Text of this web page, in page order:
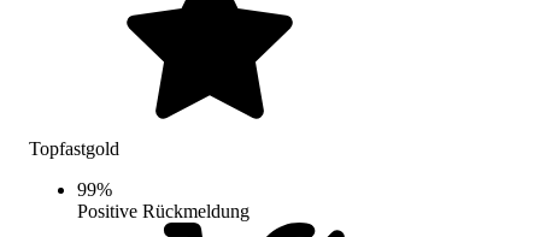
Topfastgold
99%
Positive Rückmeldung